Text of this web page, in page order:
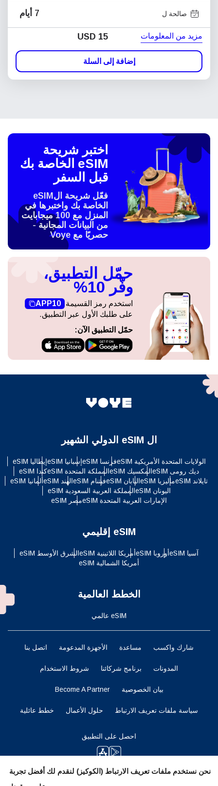
صالحة ل 7 أيام
مزيد من المعلومات USD 15
إضافة إلى السلة
اختبر شريحة
eSIM الخاصة بك
قبل السفر
فعّل شريحة الeSIM
الخاصة بك واختبرها في
المنزل مع 100 ميجابايت
من البيانات المجانية -
حصريًا مع Voye
حمّل التطبيق،
وفّر 10%
استخدم رمز القسيمة
APP10
على طلبك الأول عبر التطبيق.
حمّل التطبيق الآن:
ال eSIM الدولي الشهير
الولايات المتحدة الأمريكية eSIM فرنسا eSIM إسبانيا eSIM
إيطاليا eSIM
ديك رومى eSIM
المكسيك eSIM المملكة المتحدة eSIM
كندا eSIM
تايلاند eSIM
ماليزيا eSIM اليابان eSIM فيتنام eSIM الهند eSIM
ألمانيا eSIM
اليونان eSIM
المملكة العربية السعودية eSIM
الإمارات العربية المتحدة eSIM
مصر eSIM
eSIM إقليمي
آسيا eSIM أوروبا eSIM أمريكا اللاتينية eSIM
الشرق الأوسط eSIM
أمريكا الشمالية eSIM
الخطط العالمية
eSIM عالمي
شارك واكسب مساعدة الأجهزة المدعومة اتصل بنا
المدونات برنامج شركائنا شروط الاستخدام
بيان الخصوصية Become A Partner
سياسة ملفات تعريف الارتباط حلول الأعمال خطط عائلية
احصل على التطبيق
نحن نستخدم ملفات تعريف الارتباط (الكوكيز) لنقدم لك أفضل تجربة